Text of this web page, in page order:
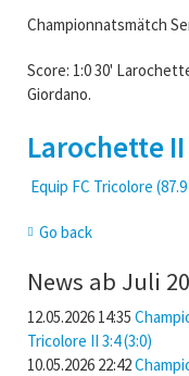
Championnatsmätch
Score: 1:0 30'
Giordano.
Larochette
Equip FC Tricolore
Go back
News ab Juli
12.05.2026 14:35
Tricolore II 3:4 (3:0)
10.05.2026 22:42